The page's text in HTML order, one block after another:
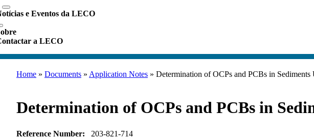
e Eventos da LECO
a LECO
Home » Documents » Application Notes » Determination of OCPs and PCBs in
Determination of OCPs and PCBs in
Reference Number: 203-821-714